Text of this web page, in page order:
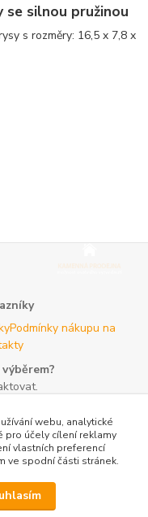
se silnou pružinou
s rozměry: 16,5 x 7,8 x
Podmínky nákupu na
- kdykoliv
odstoupení o
a tipyTabulky rozměrů
webu, analytické
pro účely cílení reklamy
vlastních preferencí
ve spodní části stránek.